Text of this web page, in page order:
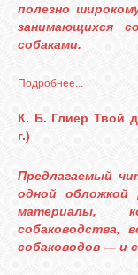
полезно
занимающихся
собаками.
Подробнее...
К. Б. Глиер Твой
г.)
Предлагаемый
одной обложкой
материалы,
собаководства,
собаководов — и